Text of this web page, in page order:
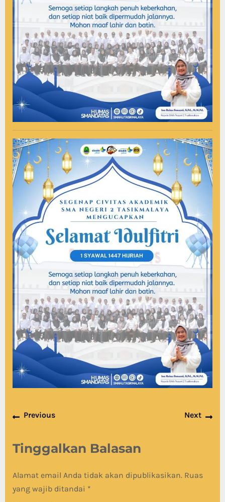
Navigasi
pos
PreviousPrevious
Next
Tinggalkan Balasan
Alamat email Anda tidak akan dipublikasikan. Ruas
yang wajib ditandai *